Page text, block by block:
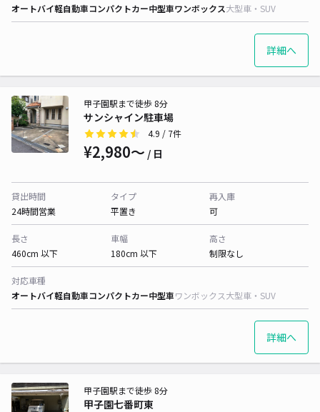
オートバイ軽自動車コンパクトカー中型車ワンボックス大型車・SUV
詳細へ
サンシャイン駐車場
甲子園駅まで徒歩 8分
4.9 / 7件
¥2,980〜 / 日
貸出時間
24時間営業
タイプ
平置き
再入庫
可
長さ
460cm 以下
車幅
180cm 以下
高さ
制限なし
対応車種
オートバイ軽自動車コンパクトカー中型車ワンボックス大型車・SUV
詳細へ
甲子園七番町東
甲子園駅まで徒歩 8分